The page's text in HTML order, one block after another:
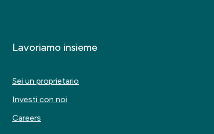
Lavoriamo insieme
Sei un proprietario
Investi con noi
Careers